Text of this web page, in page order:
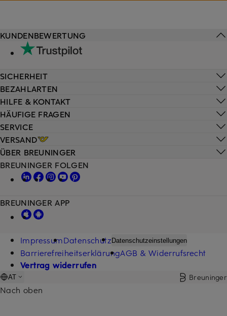
HILFE & KONTAKT
HÄUFIGE FRAGEN
SERVICE
VERSAND
KUNDENBEWERTUNG
SICHERHEIT
BEZAHLARTEN
ÜBER BREUNINGER
BREUNINGER FOLGEN
BREUNINGER APP
ImpressumDatenschutzDatenschutzeinstellungen
BarrierefreiheitserklärungAGB & Widerrufsrecht
Vertrag widerrufen
AT Breuninger
Nach oben